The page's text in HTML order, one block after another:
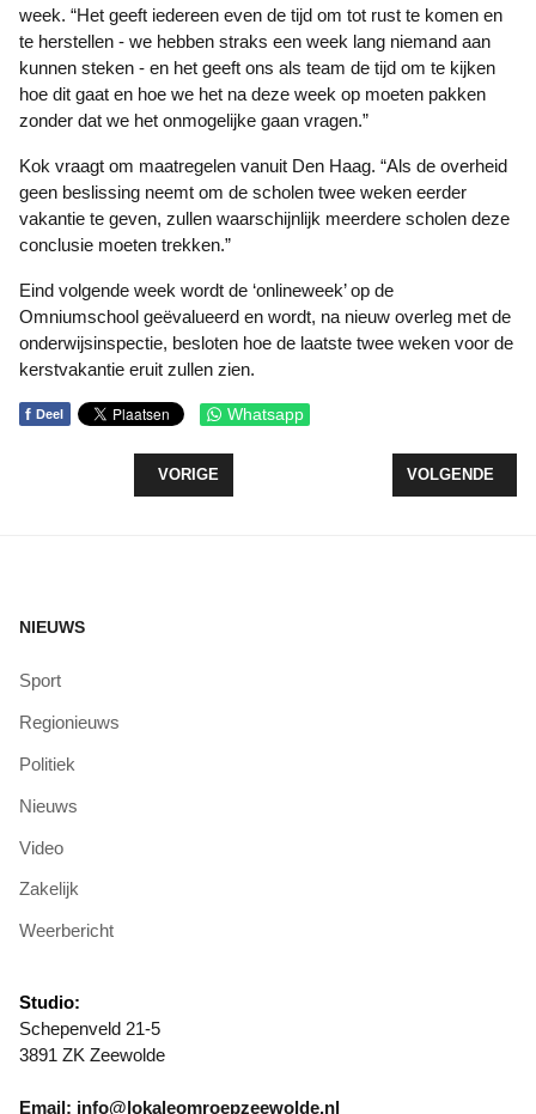
week. “Het geeft iedereen even de tijd om tot rust te komen en
te herstellen - we hebben straks een week lang niemand aan
kunnen steken - en het geeft ons als team de tijd om te kijken
hoe dit gaat en hoe we het na deze week op moeten pakken
zonder dat we het onmogelijke gaan vragen.”
Kok vraagt om maatregelen vanuit Den Haag. “Als de overheid
geen beslissing neemt om de scholen twee weken eerder
vakantie te geven, zullen waarschijnlijk meerdere scholen deze
conclusie moeten trekken.”
Eind volgende week wordt de ‘onlineweek’ op de
Omniumschool geëvalueerd en wordt, na nieuw overleg met de
onderwijsinspectie, besloten hoe de laatste twee weken voor de
kerstvakantie eruit zullen zien.
f Deel Whatsapp
VORIG ARTIKEL: BRAND IN KACHELPIJP AAN DE
VORIGE VOLGENDE
VOLGENDE
NIEUWS
Sport
Regionieuws
Politiek
Nieuws
Video
Zakelijk
Weerbericht
Studio:
Schepenveld 21-5
3891 ZK Zeewolde
Email: info@lokaleomroepzeewolde.nl